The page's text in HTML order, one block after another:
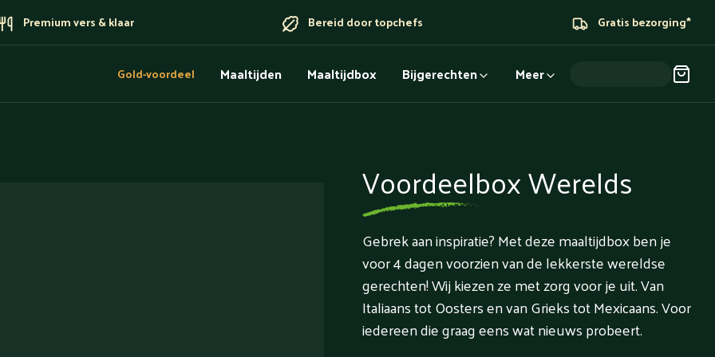
Premium vers & klaar Bereid door topchefs Gratis bezorging*
Gold-voordeel Maaltijden Maaltijdbox Bijgerechten Meer
Voordeelbox Werelds
Gebrek aan inspiratie? Met deze maaltijdbox ben je
voor 4 dagen voorzien van de lekkerste wereldse
gerechten! Wij kiezen ze met zorg voor je uit. Van
Italiaans tot Oosters en van Grieks tot Mexicaans. Voor
iedereen die graag eens wat nieuws probeert.